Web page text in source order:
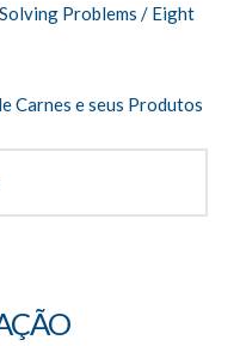
Problems / Eight
Carnes e seus Produtos